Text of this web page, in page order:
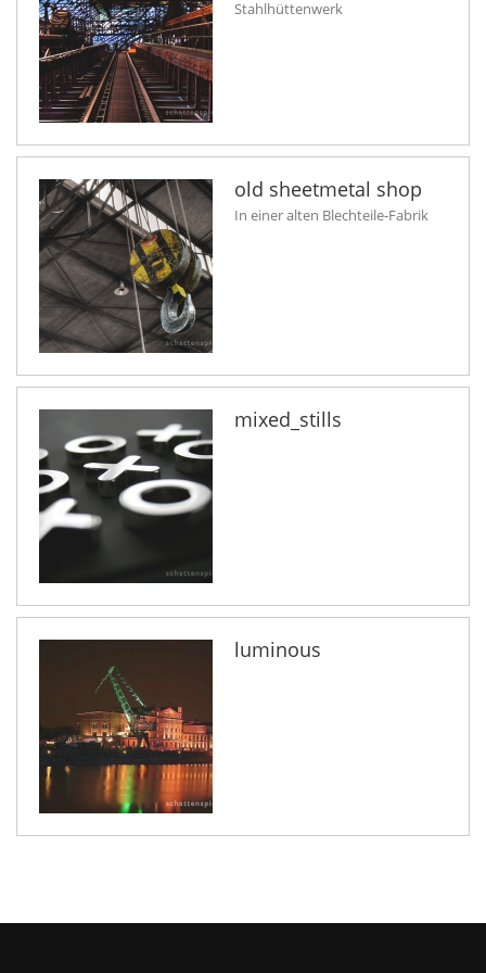
Stahlhüttenwerk
old sheetmetal shop
In einer alten Blechteile-Fabrik
mixed_stills
luminous